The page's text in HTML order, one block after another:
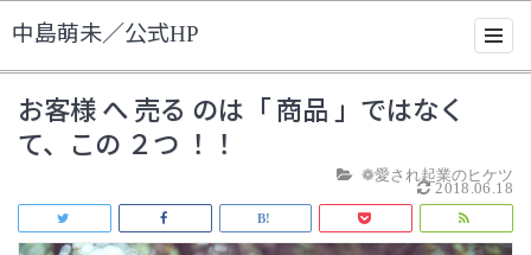
中島萌未／公式HP
お客様 へ 売る のは「 商品 」ではなく
て、この ２つ ！！
❁愛され起業のヒケツ
2018.06.18